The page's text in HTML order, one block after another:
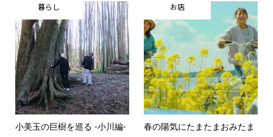
暮らし
小美玉の巨樹を巡る -小川編-
お店
春の陽気にたまたまおみたま